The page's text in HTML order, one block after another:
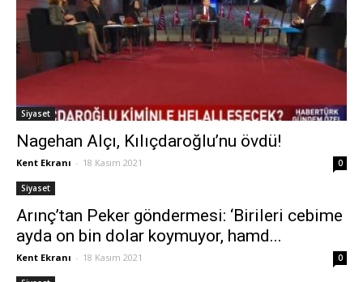
Siyaset
Nagehan Alçı, Kılıçdaroğlu’nu övdü!
Kent Ekranı - 18 Kasım 2021 0
Siyaset
Arınç’tan Peker göndermesi: ‘Birileri cebime
ayda on bin dolar koymuyor, hamd...
Kent Ekranı - 18 Kasım 2021 0